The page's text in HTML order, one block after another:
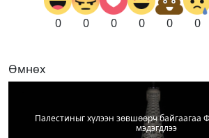
0 0 0 0 0 0
Өмнөх
Палестиныг хүлээн зөвшөөрч байгаагаа
мэдэгдлээ